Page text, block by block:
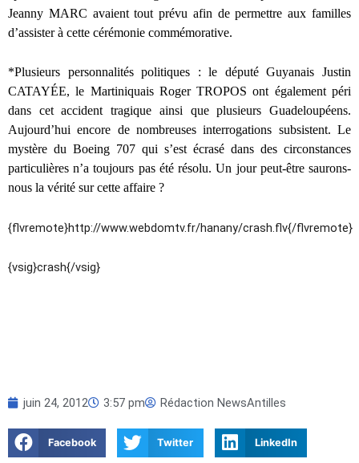
Jeanny MARC avaient tout prévu afin de permettre aux familles
d’assister à cette cérémonie commémorative.
*Plusieurs personnalités politiques : le député Guyanais Justin
CATAYÉE, le Martiniquais Roger TROPOS ont également péri
dans cet accident tragique ainsi que plusieurs Guadeloupéens.
Aujourd’hui encore de nombreuses interrogations subsistent. Le
mystère du Boeing 707 qui s’est écrasé dans des circonstances
particulières n’a toujours pas été résolu. Un jour peut-être saurons-
nous la vérité sur cette affaire ?
{flvremote}http://www.webdomtv.fr/hanany/crash.flv{/flvremote}
{vsig}crash{/vsig}
juin 24, 2012 3:57 pm Rédaction NewsAntilles
Facebook Twitter LinkedIn